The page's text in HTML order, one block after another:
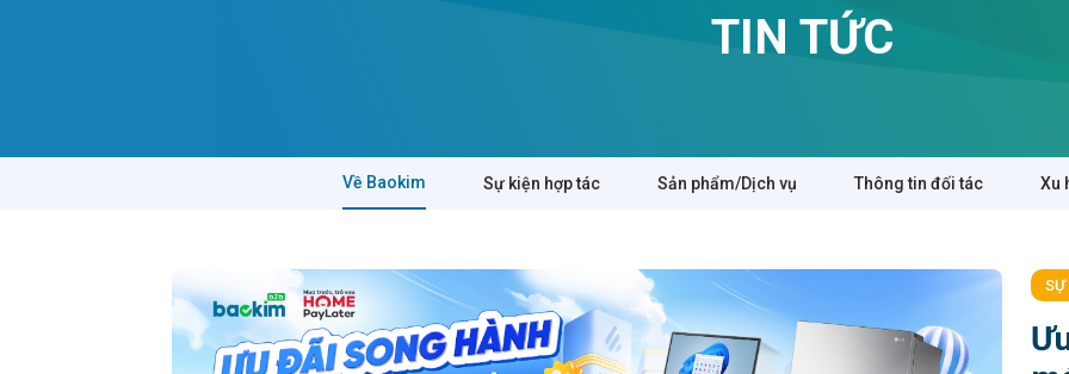
TIN TỨC
Về Baokim Sự kiện hợp tác Sản phẩm/Dịch vụ Thông tin đối tác Xu
SỰ